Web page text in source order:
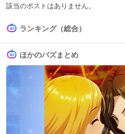
該当のポストはありません。
ランキング（総合）
ほかのバズまとめ